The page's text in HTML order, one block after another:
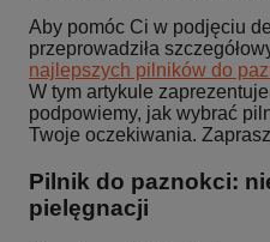
Aby pomóc Ci w podjęciu
przeprowadziła
najlepszych pilników do
W tym artykule
podpowiemy, jak wybrać
Twoje oczekiwania.
Pilnik do paznokci:
pielęgnacji